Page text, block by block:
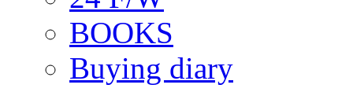
BOOKS
Buying diary